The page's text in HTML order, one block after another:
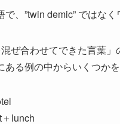
、”twin demic” ではなく
ぜ合わせてできた言葉」
る例の中からいくつかを
lunch